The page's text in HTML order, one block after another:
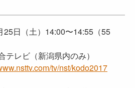
25日（土）14:00〜14:55（55
テレビ（新潟県内のみ）
tv/nst/kodo2017